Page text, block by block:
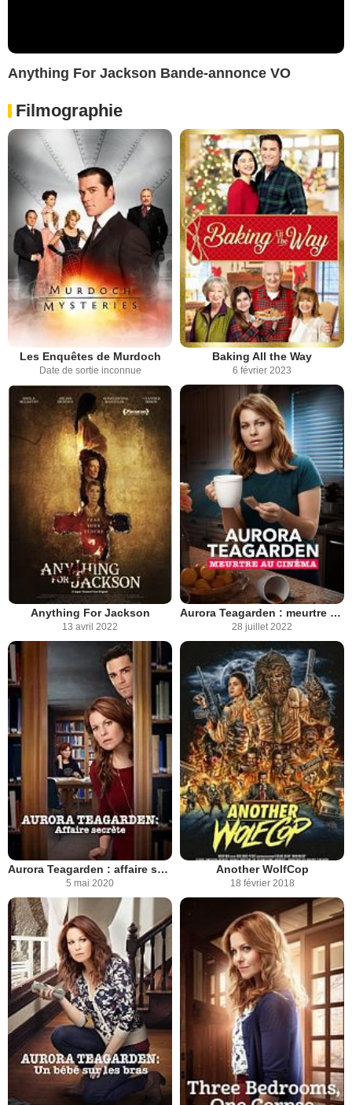
Anything For Jackson Bande-annonce VO
Filmographie
Les Enquêtes de Murdoch
Date de sortie inconnue
Baking All the Way
6 février 2023
Anything For Jackson
13 avril 2022
Aurora Teagarden : meurtre au cinéma
28 juillet 2022
Aurora Teagarden : affaire secrète
5 mai 2020
Another WolfCop
18 février 2018